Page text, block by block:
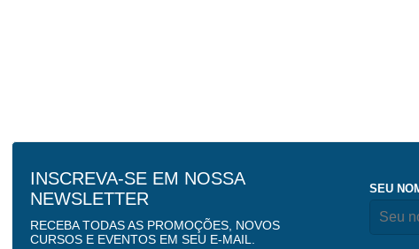
INSCREVA-SE EM NOSSA
NEWSLETTER
RECEBA TODAS AS PROMOÇÕES, NOVOS
CURSOS E EVENTOS EM SEU E-MAIL.
SEU